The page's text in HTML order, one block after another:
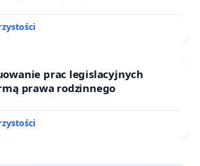
prac legislacyjnych
prawa rodzinnego